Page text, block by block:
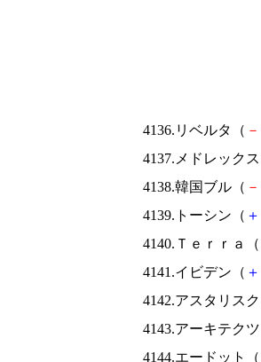
4136.リベルタ（ －
4137.メドレック
4138.韓国ブル（ －
4139.トーシン（ ＋
4140.Ｔｅｒｒａ（
4141.イビデン（ ＋
4142.アスタリス
4143.アーキテク
4144.エードット（